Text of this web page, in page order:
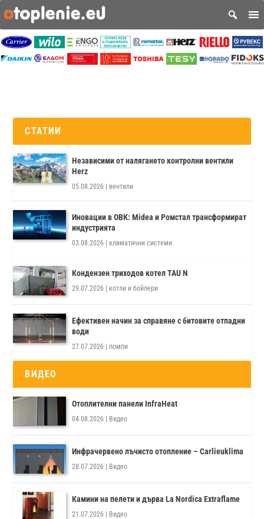
СТАТИИ
Независими от налягането контролни вентили
Herz
05.08.2026 | вентили
Иновации в ОВК: Midea и Ромстал трансформират
индустрията
03.08.2026 | климатични системи
Кондензен триходов котел TAU N
29.07.2026 | котли и бойлери
Ефективен начин за справяне с битовите отпадни
води
27.07.2026 | помпи
ВИДЕО
Отоплителни панели InfraHeat
04.08.2026 | Видео
Инфрачервено лъчисто отопление – Carlieuklima
28.07.2026 | Видео
Камини на пелети и дърва La Nordica Extraflame
21.07.2026 | Видео